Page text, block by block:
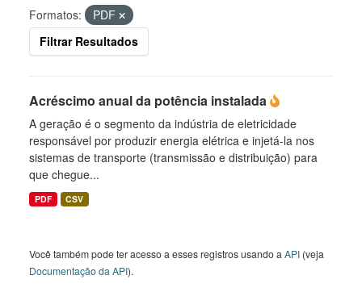
Formatos:
PDF
Filtrar Resultados
Acréscimo anual da potência instalada
A geração é o segmento da indústria de eletricidade
responsável por produzir energia elétrica e injetá-la nos
sistemas de transporte (transmissão e distribuição) para
que chegue...
PDF CSV
Você também pode ter acesso a esses registros usando a API (veja
Documentação da API).